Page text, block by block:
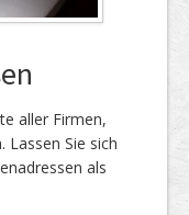
aller Firmen,
Lassen Sie sich
als